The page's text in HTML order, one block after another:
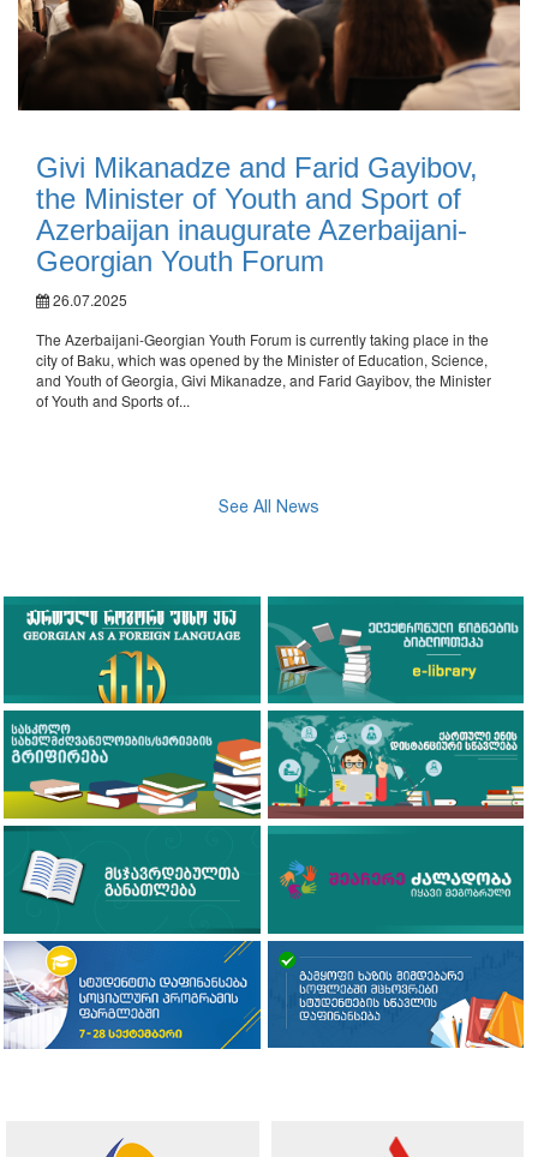
Givi Mikanadze and Farid Gayibov,
the Minister of Youth and Sport of
Azerbaijan inaugurate Azerbaijani-
Georgian Youth Forum
26.07.2025
The Azerbaijani-Georgian Youth Forum is currently taking place in the
city of Baku, which was opened by the Minister of Education, Science,
and Youth of Georgia, Givi Mikanadze, and Farid Gayibov, the Minister
of Youth and Sports of...
See All News